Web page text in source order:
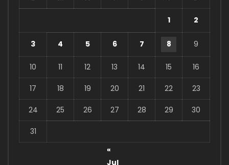
1 2
3 4 5 6 7 8 9
10 11 12 13 14 15 16
17 18 19 20 21 22 23
24 25 26 27 28 29 30
31
«
Jul